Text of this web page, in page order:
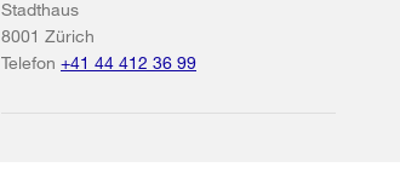
Stadthaus
8001 Zürich
Telefon +41 44 412 36 99